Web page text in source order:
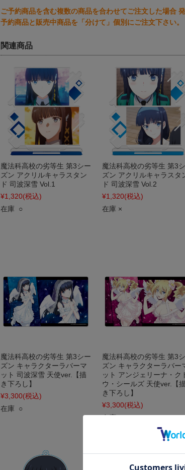
ご予約商品を含む複数の商品を合わせてご注文した場合
予約商品と販売中商品を「分けて」個別にご注文下さい。
関連商品
魔法科高校の劣等生 第3シー
ズン アクリルキャラスタン
ド 司波深雪 Vol.1
¥1,320(税込)
在庫 ○
魔法科高校の劣等生 第3
ズン アクリルキャラスタ
ド 司波深雪 Vol.2
¥1,320(税込)
在庫 ×
魔法科高校の劣等生 第3シー
ズン キャラクターラバーマ
ット 司波深雪 天使ver.【描
き下ろし】
¥3,300(税込)
在庫 ○
魔法科高校の劣等生 第3
ズン キャラクターラバー
ット アンジェリーナ・ク
ウ・シールズ 天使ver.【描
き下ろし】
¥3,300(税込)
在庫 ○